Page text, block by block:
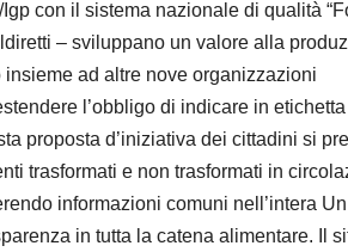
con il sistema nazionale di qualità
– sviluppano un valore alla
ad altre nove organizzazioni
l’obbligo di indicare in etichetta
proposta d’iniziativa dei cittadini si
trasformati e non trasformati in
informazioni comuni nell’intera
in tutta la catena alimentare. Il